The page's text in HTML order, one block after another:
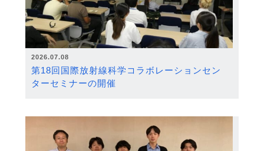
2026.07.08
第18回国際放射線科学コラボレーションセン
ターセミナーの開催